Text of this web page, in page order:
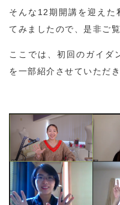
そんな12期開講を迎えた
てみましたので、是非ご
ここでは、初回のガイダ
を一部紹介させていただき